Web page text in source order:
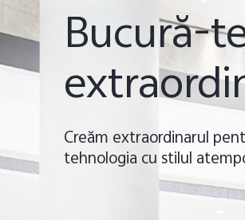
X90 Pro nou
Bucură-
Creăm extraordinarul
tehnologia cu stilul